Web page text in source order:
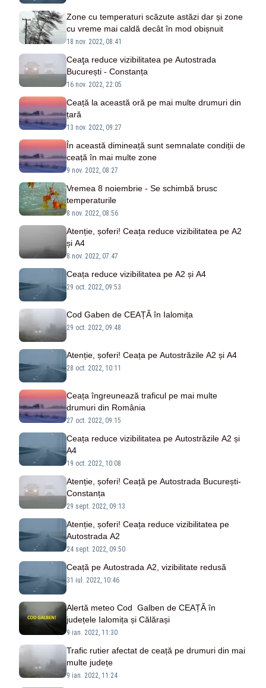
Zone cu temperaturi scăzute astăzi dar și zone
cu vreme mai caldă decât în mod obișnuit
18 nov. 2022, 08:41
Ceaţa reduce vizibilitatea pe Autostrada
București - Constanța
16 nov. 2022, 22:05
Ceață la această oră pe mai multe drumuri din
țară
13 nov. 2022, 09:27
În această dimineață sunt semnalate condiții de
ceață în mai multe zone
9 nov. 2022, 08:27
Vremea 8 noiembrie - Se schimbă brusc
temperaturile
8 nov. 2022, 08:56
Atenție, șoferi! Ceața reduce vizibilitatea pe A2
și A4
8 nov. 2022, 07:47
Ceața reduce vizibilitatea pe A2 și A4
29 oct. 2022, 09:53
Cod Gaben de CEAȚĂ în Ialomița
29 oct. 2022, 09:48
Atenție, șoferi! Ceața pe Autostrăzile A2 și A4
28 oct. 2022, 10:11
Ceața îngreunează traficul pe mai multe
drumuri din România
27 oct. 2022, 09:15
Ceața reduce vizibilitatea pe Autostrăzile A2 și
A4
19 oct. 2022, 10:08
Atenție, șoferi! Ceață pe Autostrada București-
Constanța
29 sept. 2022, 09:13
Atenție, șoferi! Ceața reduce vizibilitatea pe
Autostrada A2
24 sept. 2022, 09:50
Ceață pe Autostrada A2, vizibilitate redusă
31 iul. 2022, 10:46
Alertă meteo Cod Galben de CEAȚĂ în
județele Ialomița și Călărași
9 ian. 2022, 11:30
Trafic rutier afectat de ceață pe drumuri din mai
multe județe
9 ian. 2022, 11:24